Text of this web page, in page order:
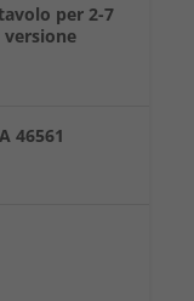
per 2-7
versione
46561